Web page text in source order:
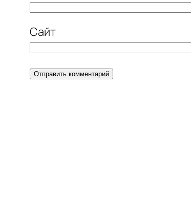
Сайт